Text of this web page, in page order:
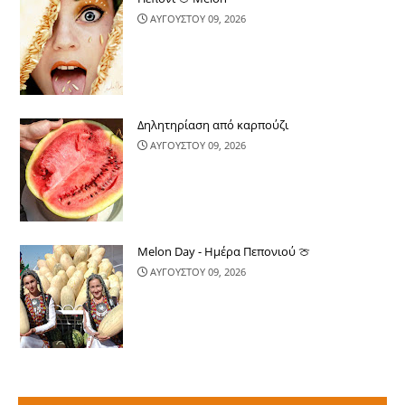
ΑΥΓΟΥΣΤΟΥ 09, 2026
Δηλητηρίαση από καρπούζι
ΑΥΓΟΥΣΤΟΥ 09, 2026
Melon Day - Ημέρα Πεπονιού 🍈
ΑΥΓΟΥΣΤΟΥ 09, 2026